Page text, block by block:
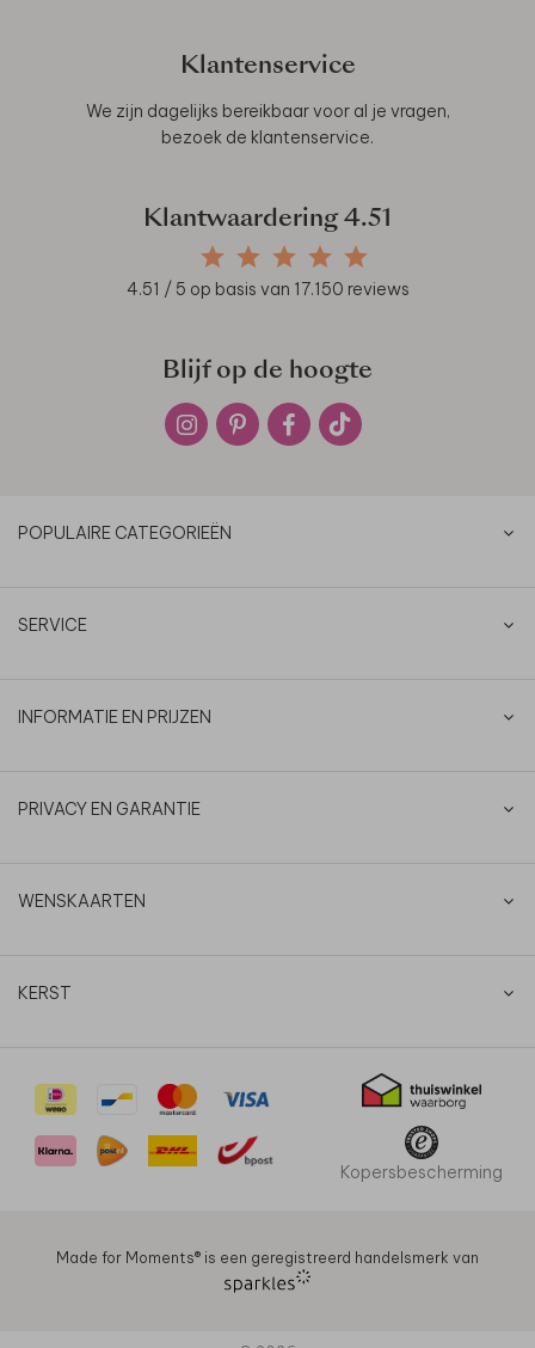
Klantenservice
We zijn dagelijks bereikbaar voor al je vragen,
bezoek de klantenservice.
Klantwaardering 4.51
4.51 / 5 op basis van 17.150 reviews
Blijf op de hoogte
POPULAIRE CATEGORIEËN
SERVICE
INFORMATIE EN PRIJZEN
PRIVACY EN GARANTIE
WENSKAARTEN
KERST
Kopersbescherming
Made for Moments®️ is een geregistreerd handelsmerk van